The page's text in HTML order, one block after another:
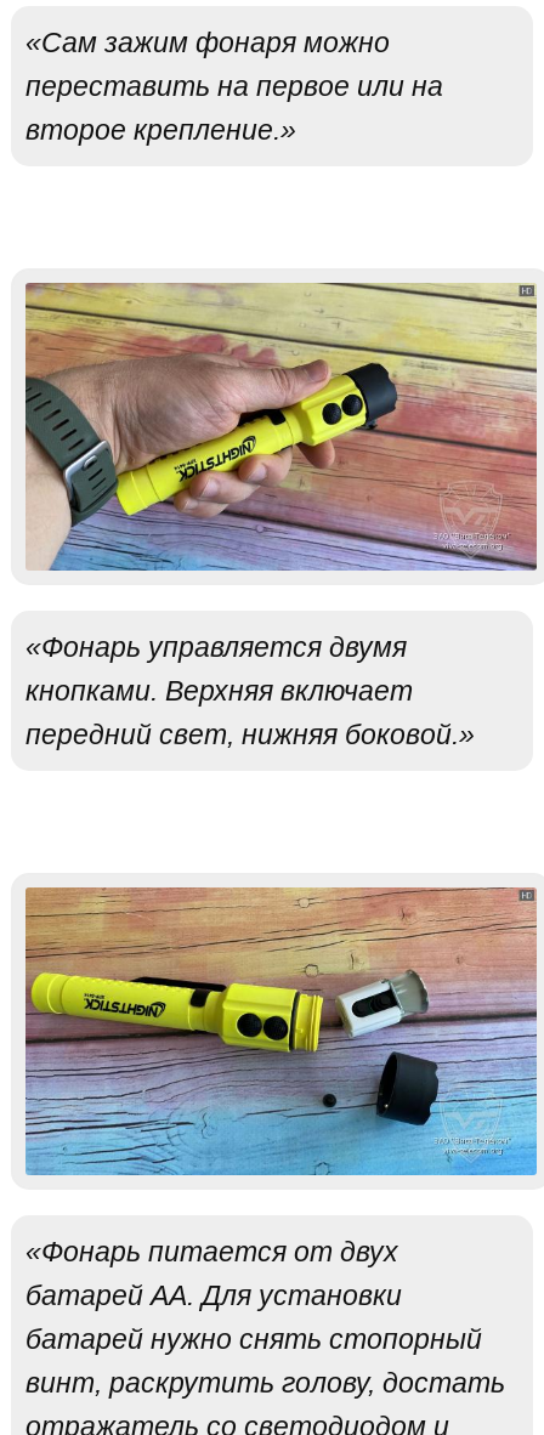
«Сам зажим фонаря можно
переставить на первое или на
второе крепление.»
«Фонарь управляется двумя
кнопками. Верхняя включает
передний свет, нижняя боковой.»
«Фонарь питается от двух
батарей АА. Для установки
батарей нужно снять стопорный
винт, раскрутить голову, достать
отражатель со светодиодом и